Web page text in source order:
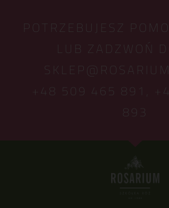
POTRZEBUJESZ
LUB ZADZWOŃ
+48 509 465 891,
893